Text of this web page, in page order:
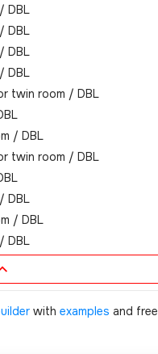
DBL
DBL
DBL
DBL
twin room / DBL
/ DBL
twin room / DBL
DBL
/ DBL
DBL
with examples and free